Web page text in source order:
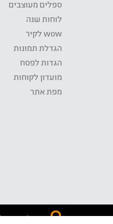
ספלים מעוצבים
לוחות שנה
wow לקיר
הגדלת תמונות
הגדות לפסח
מועדון לקוחות
מפת אתר
התשלום באתר WOW מאובטח בטכנולוגית SSL